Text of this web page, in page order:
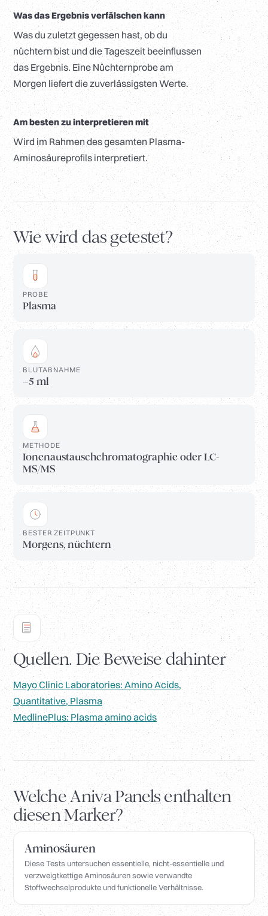
Was das Ergebnis verfälschen kann
Was du zuletzt gegessen hast, ob du
nüchtern bist und die Tageszeit beeinflussen
das Ergebnis. Eine Nüchternprobe am
Morgen liefert die zuverlässigsten Werte.
Am besten zu interpretieren mit
Wird im Rahmen des gesamten Plasma-
Aminosäureprofils interpretiert.
Wie wird das getestet?
PROBE
Plasma
BLUTABNAHME
~5 ml
METHODE
Ionenaustauschchromatographie oder LC-
MS/MS
BESTER ZEITPUNKT
Morgens, nüchtern
Quellen. Die Beweise dahinter
Mayo Clinic Laboratories: Amino Acids,
Quantitative, Plasma
MedlinePlus: Plasma amino acids
Welche Aniva Panels enthalten
diesen Marker?
Aminosäuren
Diese Tests untersuchen essentielle, nicht-essentielle und
verzweigtkettige Aminosäuren sowie verwandte
Stoffwechselprodukte und funktionelle Verhältnisse.